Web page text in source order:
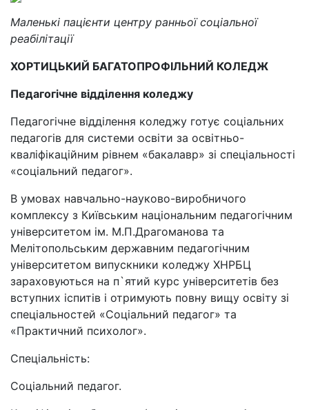
Маленькі пацієнти центру ранньої соціальної
реабілітації
ХОРТИЦЬКИЙ БАГАТОПРОФІЛЬНИЙ КОЛЕДЖ
Педагогічне відділення коледжу
Педагогічне відділення коледжу готує соціальних
педагогів для системи освіти за освітньо-
кваліфікаційним рівнем «бакалавр» зі спеціальності
«соціальний педагог».
В умовах навчально-науково-виробничого
комплексу з Київським національним педагогічним
університетом ім. М.П.Драгоманова та
Мелітопольським державним педагогічним
університетом випускники коледжу ХНРБЦ
зараховуються на п`ятий курс університетів без
вступних іспитів і отримують повну вищу освіту зі
спеціальностей «Соціальний педагог» та
«Практичний психолог».
Спеціальність:
Соціальний педагог.